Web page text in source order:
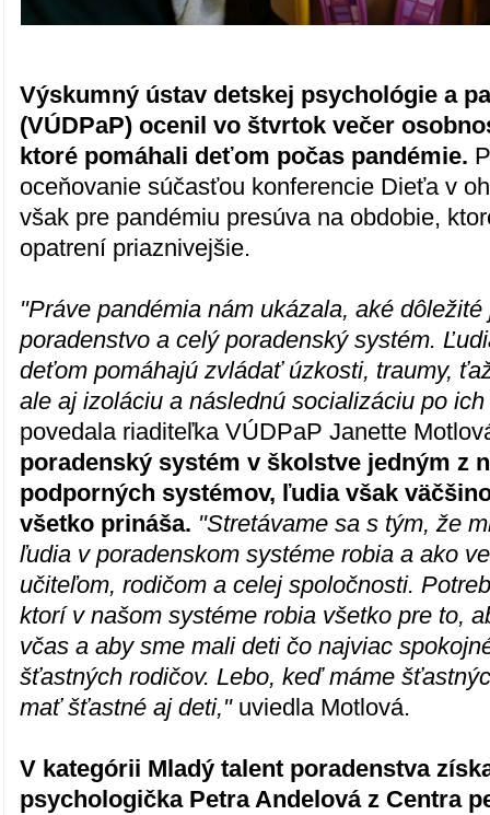
Výskumný ústav detskej psychológie a
(VÚDPaP) ocenil vo štvrtok večer
ktoré pomáhali deťom počas pandémie.
oceňovanie súčasťou konferencie Dieťa v
však pre pandémiu presúva na obdobie,
opatrení priaznivejšie.
"Práve pandémia nám ukázala, aké
poradenstvo a celý poradenský systém.
deťom pomáhajú zvládať úzkosti, traumy,
ale aj izoláciu a následnú socializáciu po
povedala riaditeľka VÚDPaP Janette
poradenský systém v školstve jedným z
podporných systémov, ľudia však
všetko prináša. "Stretávame sa s tým, že
ľudia v poradenskom systéme robia a ako
učiteľom, rodičom a celej spoločnosti.
ktorí v našom systéme robia všetko pre to,
včas a aby sme mali deti čo najviac
šťastných rodičov. Lebo, keď máme
mať šťastné aj deti,"uviedla Motlová.
V kategórii Mladý talent poradenstva
psychologička Petra Andelová z Centra